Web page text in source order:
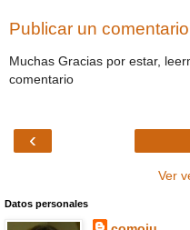
Publicar un comentario
Muchas Gracias por estar,
comentario
‹
Ver
Datos personales